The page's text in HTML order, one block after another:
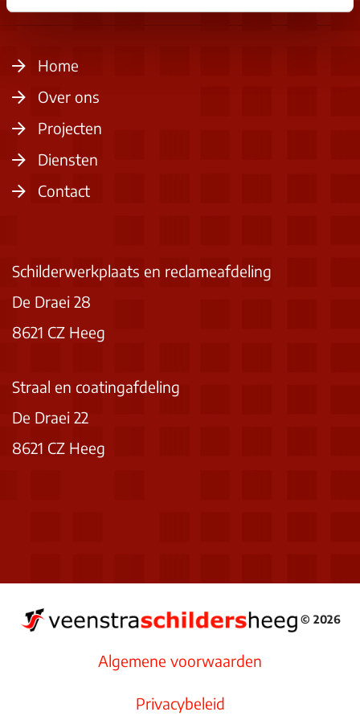
Home
Over ons
Projecten
Diensten
Contact
Schilderwerkplaats en reclameafdeling
De Draei 28
8621 CZ Heeg
Straal en coatingafdeling
De Draei 22
8621 CZ Heeg
© 2026
Algemene voorwaarden
Privacybeleid